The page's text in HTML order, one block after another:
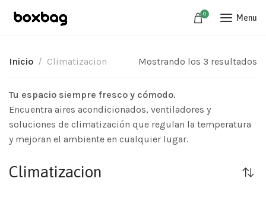
0 Menu
Inicio Climatizacion Mostrando los 3 resultados
Tu espacio siempre fresco y cómodo.
Encuentra aires acondicionados, ventiladores y
soluciones de climatización que regulan la temperatura
y mejoran el ambiente en cualquier lugar.
Climatizacion